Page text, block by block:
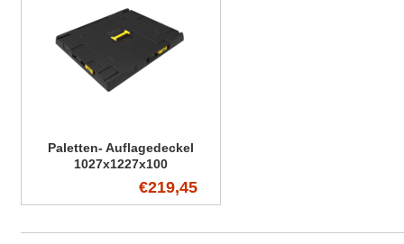
Paletten- Auflagedeckel
1027x1227x100
€219,45